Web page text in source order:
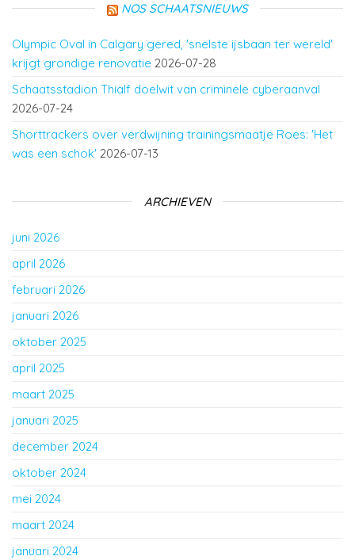
NOS SCHAATSNIEUWS
Olympic Oval in Calgary gered, 'snelste ijsbaan ter wereld'
krijgt grondige renovatie 2026-07-28
Schaatsstadion Thialf doelwit van criminele cyberaanval
2026-07-24
Shorttrackers over verdwijning trainingsmaatje Roes: 'Het
was een schok' 2026-07-13
ARCHIEVEN
juni 2026
april 2026
februari 2026
januari 2026
oktober 2025
april 2025
maart 2025
januari 2025
december 2024
oktober 2024
mei 2024
maart 2024
januari 2024